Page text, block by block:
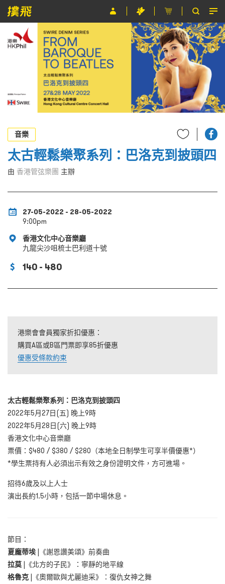
節目
條款及細則
EN
音樂
太古輕鬆樂聚系列：巴洛克到披頭四
由 香港管弦樂團 主辦
27-05-2022 - 28-05-2022
9:00pm
香港文化中心音樂廳
九龍尖沙咀梳士巴利道十號
140 - 480
港樂會會員獨家折扣優惠：
購買A區或B區門票即享85折優惠
優惠受條款約束
太古輕鬆樂聚系列：巴洛克到披頭四
2022年5月27日(五) 晚上9時
2022年5月28日(六) 晚上9時
香港文化中心音樂廳
票價：$480 / $380 / $280（本地全日制學生可享半價優惠*）
*學生票持有人必須出示有效之身份證明文件，方可進場。
招待6歲及以上人士
演出長約1.5小時，包括一節中場休息。
節目：
夏龐蒂埃 |《謝恩讚美頌》前奏曲
拉莫 |《北方的子民》：寧靜的地平線
格魯克 |《奧爾歐與尤麗迪采》：復仇女神之舞